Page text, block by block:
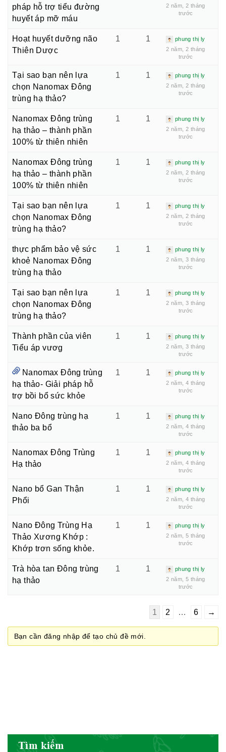
pháp hỗ trợ tiểu đường
huyết áp mỡ máu
2 năm, 2 tháng
trước
Hoạt huyết dưỡng não
Thiên Dược
1 1
2 năm, 2 tháng
trước
phung thị ly
Tại sao bạn nên lựa
chọn Nanomax Đông
trùng hạ thảo?
1 1
2 năm, 2 tháng
trước
phung thị ly
Nanomax Đông trùng
hạ thảo – thành phần
100% từ thiên nhiên
1 1
2 năm, 2 tháng
trước
phung thị ly
Nanomax Đông trùng
hạ thảo – thành phần
100% từ thiên nhiên
1 1
2 năm, 2 tháng
trước
phung thị ly
Tại sao bạn nên lựa
chọn Nanomax Đông
trùng hạ thảo?
1 1
2 năm, 2 tháng
trước
phung thị ly
thực phẩm bảo vệ sức
khoẻ Nanomax Đông
trùng hạ thảo
1 1
2 năm, 3 tháng
trước
phung thị ly
Tại sao bạn nên lựa
chọn Nanomax Đông
trùng hạ thảo?
1 1
2 năm, 3 tháng
trước
phung thị ly
Thành phần của viên
Tiểu áp vươg
1 1
2 năm, 3 tháng
trước
phung thị ly
Nanomax Đông trùng
hạ thảo- Giải pháp hỗ
trợ bồi bổ sức khỏe
1 1
2 năm, 4 tháng
trước
phung thị ly
Nano Đông trùng hạ
thảo ba bổ
1 1
2 năm, 4 tháng
trước
phung thị ly
Nanomax Đông Trùng
Hạ thảo
1 1
2 năm, 4 tháng
trước
phung thị ly
Nano bổ Gan Thận
Phổi
1 1
2 năm, 4 tháng
trước
phung thị ly
Nano Đông Trùng Hạ
Thảo Xương Khớp :
Khớp trơn sống khỏe.
1 1
2 năm, 5 tháng
trước
phung thị ly
Trà hòa tan Đông trùng
hạ thảo
1 1
2 năm, 5 tháng
trước
phung thị ly
1 2 … 6 →
Bạn cần đăng nhập để tạo chủ đề mới.
Tìm kiếm
Hội Đông Y TP. Hà Nội
Phái đoàn Liên minh Châu Âu tại
Việt Nam
Hiệp hội bệnh viện tư nhân Việt
Nam